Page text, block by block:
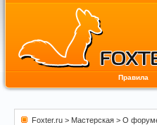
Правила
Foxter.ru > Мастерская > О